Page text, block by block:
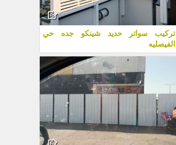
تركيب سواتر حديد شينكو جده حي
الفيصليه